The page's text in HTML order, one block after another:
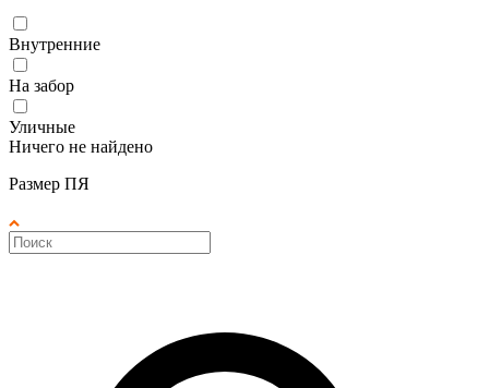
Внутренние
На забор
Уличные
Ничего не найдено
Размер ПЯ